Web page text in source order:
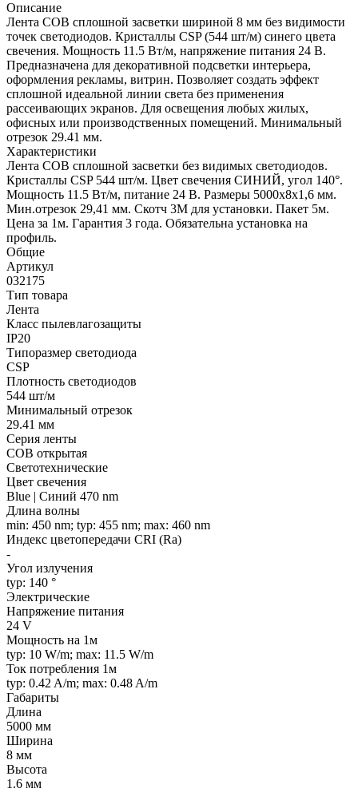
Описание
Лента COB сплошной засветки шириной 8 мм без видимости
точек светодиодов. Кристаллы CSP (544 шт/м) синего цвета
свечения. Мощность 11.5 Вт/м, напряжение питания 24 В.
Предназначена для декоративной подсветки интерьера,
оформления рекламы, витрин. Позволяет создать эффект
сплошной идеальной линии света без применения
рассеивающих экранов. Для освещения любых жилых,
офисных или производственных помещений. Минимальный
отрезок 29.41 мм.
Характеристики
Лента COB сплошной засветки без видимых светодиодов.
Кристаллы CSP 544 шт/м. Цвет свечения СИНИЙ, угол 140°.
Мощность 11.5 Вт/м, питание 24 В. Размеры 5000х8х1,6 мм.
Мин.отрезок 29,41 мм. Скотч 3М для установки. Пакет 5м.
Цена за 1м. Гарантия 3 года. Обязательна установка на
профиль.
Общие
Артикул
032175
Тип товара
Лента
Класс пылевлагозащиты
IP20
Типоразмер светодиода
CSP
Плотность светодиодов
544 шт/м
Минимальный отрезок
29.41 мм
Серия ленты
COB открытая
Светотехнические
Цвет свечения
Blue | Синий 470 nm
Длина волны
min: 450 nm; typ: 455 nm; max: 460 nm
Индекс цветопередачи CRI (Ra)
-
Угол излучения
typ: 140 °
Электрические
Напряжение питания
24 V
Мощность на 1м
typ: 10 W/m; max: 11.5 W/m
Ток потребления 1м
typ: 0.42 A/m; max: 0.48 A/m
Габариты
Длина
5000 мм
Ширина
8 мм
Высота
1.6 мм